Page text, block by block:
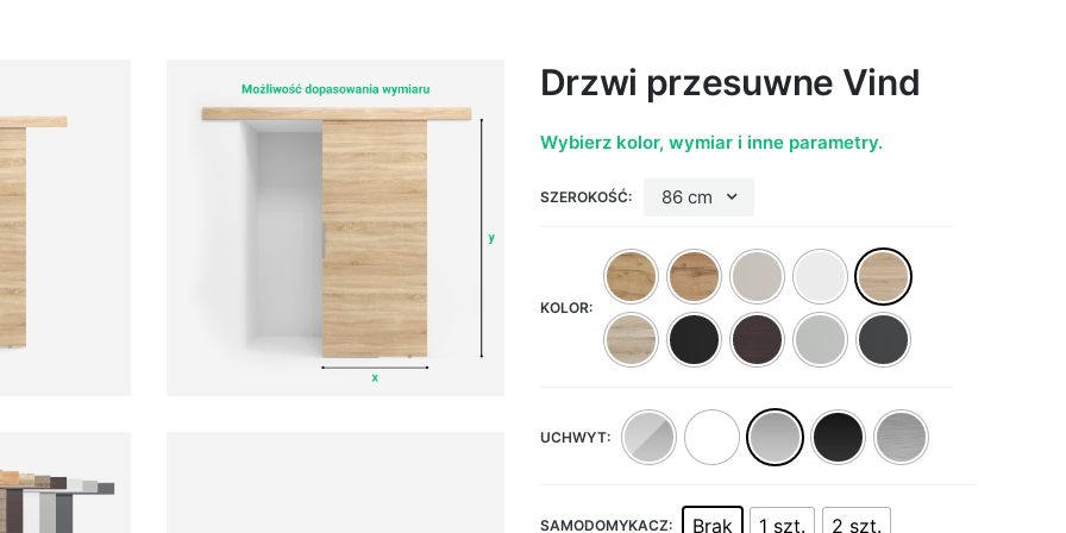
Drzwi przesuwne Vind
Wybierz kolor, wymiar i inne parametry.
SZEROKOŚĆ: 86 cm
KOLOR:
UCHWYT:
SAMODOMYKACZ: Brak 1 szt. 2 szt.